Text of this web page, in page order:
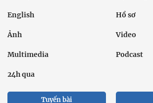
English Hồ sơ
Ảnh Video
Multimedia Podcast
24h qua
Tuyến bài